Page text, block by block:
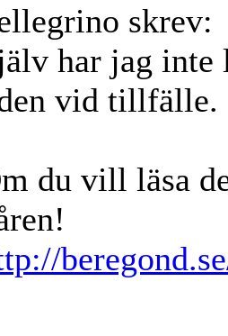
skrev:
har jag inte
vid tillfälle.
du vill läsa